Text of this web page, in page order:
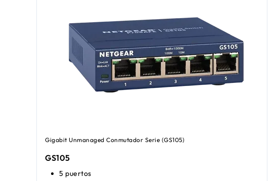
Gigabit Unmanaged Conmutador Serie (GS105)
GS105
5 puertos